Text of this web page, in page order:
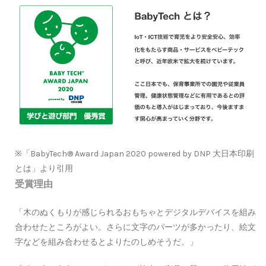
※「BabyTech® Award Japan 2020 powered by DNP 大日本印刷
とは」より引用
受賞理由
「木のぬくもりが感じられるおもちゃとデジタルデバイスを組み
合わせたところがよい。さらに文字のパーツが多かったり、絵文
字などを組み合わせるとよりたのしめそうだ。」